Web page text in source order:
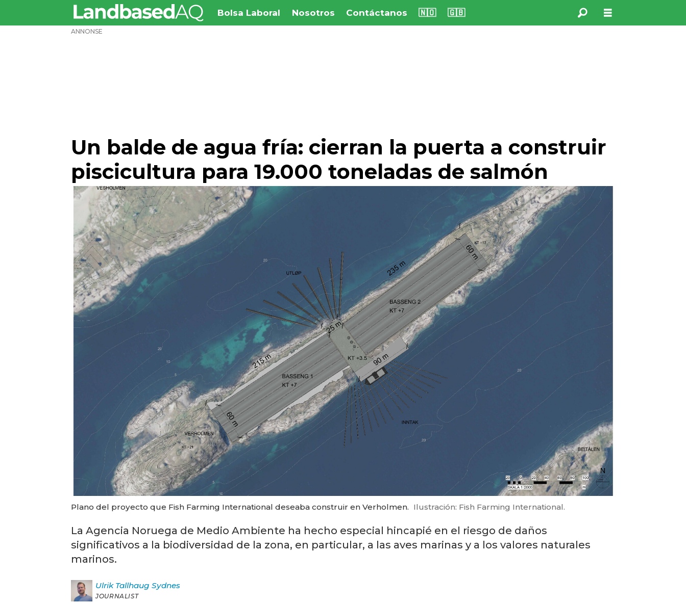
Bolsa Laboral Nosotros Contáctanos 🇳🇴 🇬🇧
ANNONSE
Un balde de agua fría: cierran la puerta a construir
piscicultura para 19.000 toneladas de salmón
Plano del proyecto que Fish Farming International deseaba construir en Verholmen. Ilustración: Fish Farming International.
La Agencia Noruega de Medio Ambiente ha hecho especial hincapié en el riesgo de daños
significativos a la biodiversidad de la zona, en particular, a las aves marinas y a los valores naturales
marinos.
Ulrik Tallhaug Sydnes
JOURNALIST